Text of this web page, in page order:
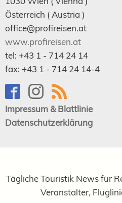
Österreich ( Austria )
office@profireisen.at
www.profireisen.at
tel: +43 1 - 714 24 14
fax: +43 1 - 714 24 14-4
Impressum & Blattlinie
Datenschutzerklärung
Tägliche Touristik News für
Veranstalter,